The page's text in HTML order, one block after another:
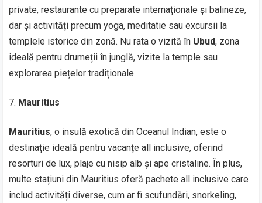
private, restaurante cu preparate internaționale și balineze,
dar și activități precum yoga, meditatie sau excursii la
templele istorice din zonă. Nu rata o vizită în Ubud, zona
ideală pentru drumeții în junglă, vizite la temple sau
explorarea piețelor tradiționale.
Mauritius
Mauritius, o insulă exotică din Oceanul Indian, este o
destinație ideală pentru vacanțe all inclusive, oferind
resorturi de lux, plaje cu nisip alb și ape cristaline. În plus,
multe stațiuni din Mauritius oferă pachete all inclusive care
includ activități diverse, cum ar fi scufundări, snorkeling,